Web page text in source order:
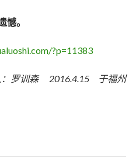
憾。
?p=11383
罗训森 2016.4.15 于福州